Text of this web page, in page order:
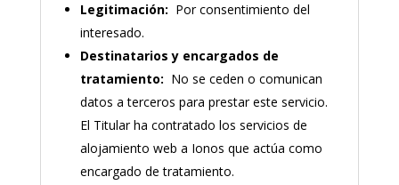
Legitimación: Por consentimiento del
interesado.
Destinatarios y encargados de
tratamiento: No se ceden o comunican
datos a terceros para prestar este servicio.
El Titular ha contratado los servicios de
alojamiento web a Ionos que actúa como
encargado de tratamiento.